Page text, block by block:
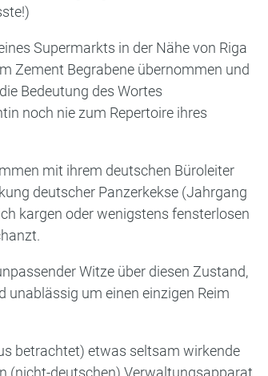
Supermarkts in der Nähe von Riga
Zement Begrabene übernommen und
Bedeutung des Wortes
noch nie zum Repertoire ihres
mit ihrem deutschen Büroleiter
deutscher Panzerkekse (Jahrgang
kargen oder wenigstens fensterlosen
Witze über diesen Zustand,
unablässig um einen einzigen Reim
betrachtet) etwas seltsam wirkende
(nicht-deutschen) Verwaltungsapparat